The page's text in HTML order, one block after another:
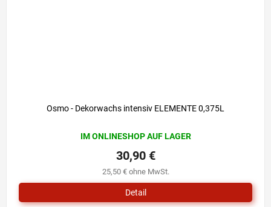
Osmo - Dekorwachs intensiv ELEMENTE 0,375L
IM ONLINESHOP AUF LAGER
25,50 € ohne MwSt.
30,90 €
Detail